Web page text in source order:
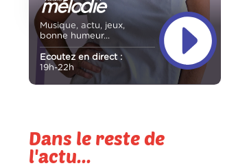
Musique, actu, jeux,
bonne humeur...
Ecoutez en direct :
19h-22h
Dans le reste de
l'actu...